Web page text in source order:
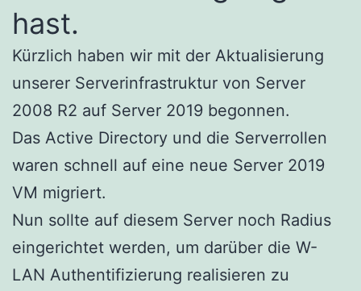
hast.
Kürzlich haben wir mit der Aktualisierung
unserer Serverinfrastruktur von Server
2008 R2 auf Server 2019 begonnen.
Das Active Directory und die Serverrollen
waren schnell auf eine neue Server 2019
VM migriert.
Nun sollte auf diesem Server noch Radius
eingerichtet werden, um darüber die W-
LAN Authentifizierung realisieren zu